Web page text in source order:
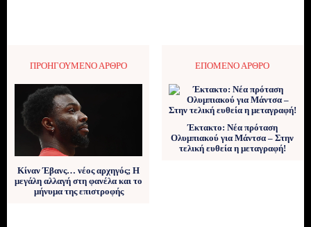
ΠΡΟΗΓΟΎΜΕΝΟ ΆΡΘΡΟ
Κίναν Έβανς… νέος αρχηγός; Η
μεγάλη αλλαγή στη φανέλα και το
μήνυμα της επιστροφής
ΕΠΌΜΕΝΟ ΆΡΘΡΟ
Έκτακτο: Νέα πρόταση
Ολυμπιακού για Μάντσα – Στην
τελική ευθεία η μεταγραφή!